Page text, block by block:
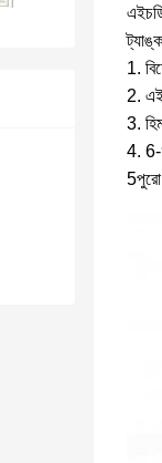
1.
2.
3.
4. 6-
5পুরো